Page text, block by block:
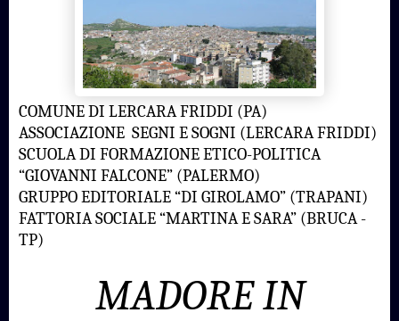
COMUNE DI LERCARA FRIDDI (PA)
ASSOCIAZIONE SEGNI E SOGNI (LERCARA FRIDDI)
SCUOLA DI FORMAZIONE ETICO-POLITICA
“GIOVANNI FALCONE” (PALERMO)
GRUPPO EDITORIALE “DI GIROLAMO” (TRAPANI)
FATTORIA SOCIALE “MARTINA E SARA” (BRUCA -
TP)
MADORE IN